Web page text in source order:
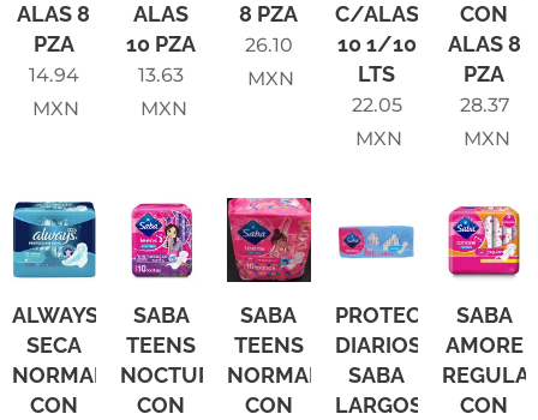
ALAS 8
PZA
14.94
MXN
ALAS
10 PZA
13.63
MXN
8 PZA
26.10
MXN
C/ALAS
10 1/10
LTS
22.05
MXN
CON
ALAS 8
PZA
28.37
MXN
ALWAYS
SECA
NORMAL
CON
SABA
TEENS
NOCTURNA
CON
SABA
TEENS
NORMAL
CON
PROTECTORES
DIARIOS
SABA
LARGOS
SABA
AMORE
CON